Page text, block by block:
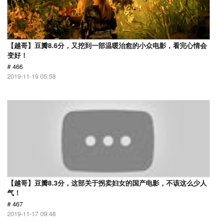
【越哥】豆瓣8.6分，又挖到一部温暖治愈的小众电影，看完心情会
变好！
# 466
2019-11-19 05:58
【越哥】豆瓣8.3分，这部关于拐卖妇女的国产电影，不该这么少人
气！
# 467
2019-11-17 09:48